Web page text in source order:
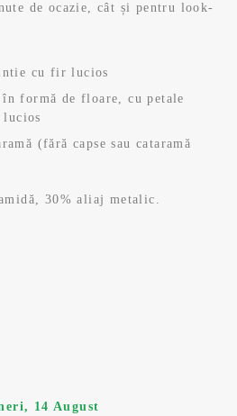
de ocazie, cât și pentru look-
cu fir lucios
în formă de floare, cu petale
(fără capse sau cataramă
30% aliaj metalic.
14 August